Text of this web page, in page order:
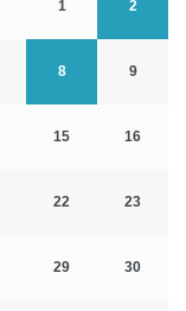
1 2
8 9
15 16
22 23
29 30